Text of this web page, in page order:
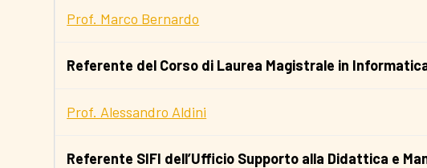
Prof. Marco Bernardo
Referente del Corso di Laurea Magistrale in
Prof. Alessandro Aldini
Referente SIFI dell’Ufficio Supporto alla Didattica e